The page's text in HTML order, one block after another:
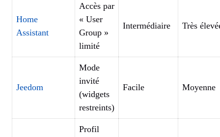
Home
Assistant
Accès par
« User
Group »
limité
Intermédiaire Très
Jeedom
Mode
invité
(widgets
restreints)
Facile Moyenne
Profil